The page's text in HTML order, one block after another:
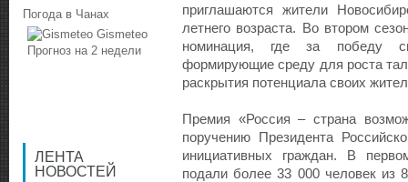
приглашаются жители
летнего возраста. Во втором
номинация, где за победу
формирующие среду для роста
раскрытия потенциала своих
Премия «Россия – страна
поручению Президента
инициативных граждан. В
подали более 33 000 человек из
Погода в Чанах
Gismeteo
Прогноз на 2 недели
ЛЕНТА
НОВОСТЕЙ